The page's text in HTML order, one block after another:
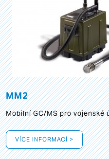
MM2
Mobilní GC/MS pro vojenské
VÍCE INFORMACÍ >